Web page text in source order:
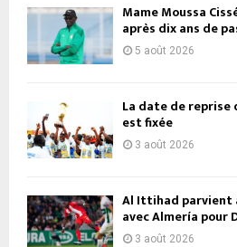
Mame Moussa
après dix ans de
5 août 2026
La date de reprise
est fixée
3 août 2026
Al Ittihad parvient
avec Almería pour
3 août 2026